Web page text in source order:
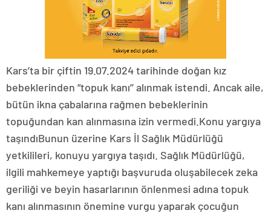
Kars’ta bir çiftin 19.07.2024 tarihinde doğan kız
bebeklerinden “topuk kanı’’ alınmak istendi. Ancak aile,
bütün ikna çabalarına rağmen bebeklerinin
topuğundan kan alınmasına izin vermedi.Konu yargıya
taşındıBunun üzerine Kars İl Sağlık Müdürlüğü
yetkilileri, konuyu yargıya taşıdı. Sağlık Müdürlüğü,
ilgili mahkemeye yaptığı başvuruda oluşabilecek zeka
geriliği ve beyin hasarlarının önlenmesi adına topuk
kanı alınmasının önemine vurgu yaparak çocuğun